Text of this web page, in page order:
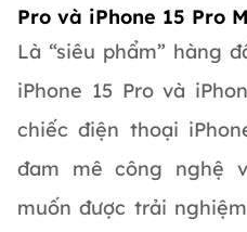
Pro và iPhone 15 Pro
Là “siêu phẩm” hàng
iPhone 15 Pro và
chiếc điện thoại
đam mê công nghệ
muốn được trải